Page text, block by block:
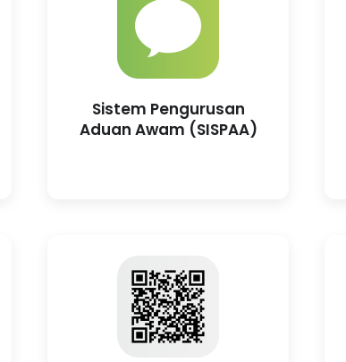
Sistem Pengurusan
Aduan Awam (SISPAA)